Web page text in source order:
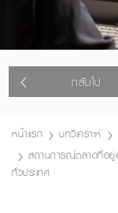
กลับไป
หน้าแรก บทวิเคราะห์
สถานการณ์ตลาดที่อยู่
ทั่วประเทศ